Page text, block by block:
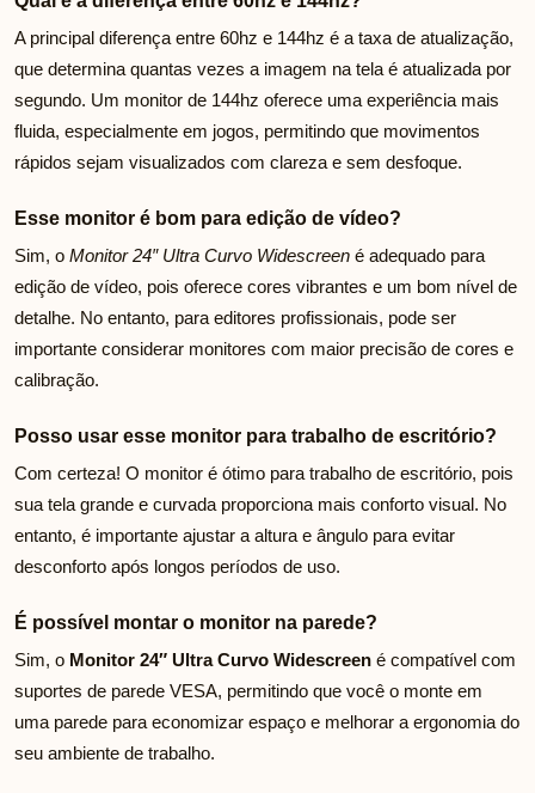
A principal diferença entre 60hz e 144hz é a taxa de atualização,
que determina quantas vezes a imagem na tela é atualizada por
segundo. Um monitor de 144hz oferece uma experiência mais
fluida, especialmente em jogos, permitindo que movimentos
rápidos sejam visualizados com clareza e sem desfoque.
Esse monitor é bom para edição de vídeo?
Sim, o Monitor 24″ Ultra Curvo Widescreen é adequado para
edição de vídeo, pois oferece cores vibrantes e um bom nível de
detalhe. No entanto, para editores profissionais, pode ser
importante considerar monitores com maior precisão de cores e
calibração.
Posso usar esse monitor para trabalho de escritório?
Com certeza! O monitor é ótimo para trabalho de escritório, pois
sua tela grande e curvada proporciona mais conforto visual. No
entanto, é importante ajustar a altura e ângulo para evitar
desconforto após longos períodos de uso.
É possível montar o monitor na parede?
Sim, o Monitor 24″ Ultra Curvo Widescreen é compatível com
suportes de parede VESA, permitindo que você o monte em
uma parede para economizar espaço e melhorar a ergonomia do
seu ambiente de trabalho.